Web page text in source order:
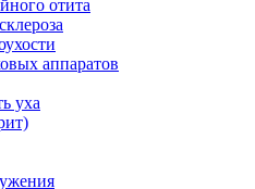
отита
аппаратов
уха